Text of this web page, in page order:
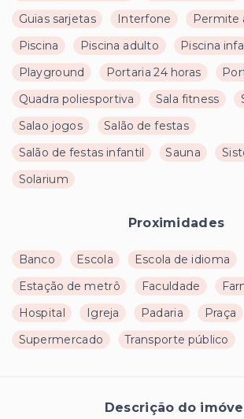
Guias sarjetas
Interfone
Permite
Piscina
Piscina adulto
Piscina
Playground
Portaria 24 horas
Quadra poliesportiva
Sala fitness
Salao jogos
Salão de festas
Salão de festas infantil
Sauna
Solarium
Proximidades
Banco Escola
Escola de idioma
Estação de metrô
Faculdade
Hospital
Igreja Padaria Praça
Supermercado
Transporte público
Descrição do